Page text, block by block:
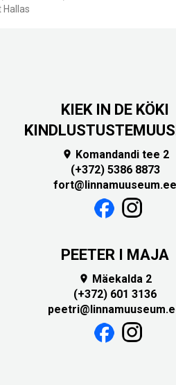
KIEK IN DE KÖKI
 Komandandi tee 2
(+372) 5386 8873
fort@linnamuuseum.ee
PEETER I MAJA
 Mäekalda 2
(+372) 601 3136